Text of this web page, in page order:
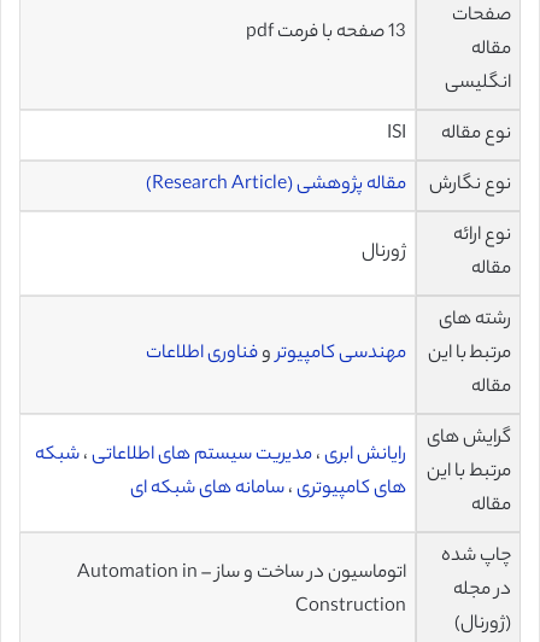
صفحات
مقاله
انگلیسی
13 صفحه با فرمت pdf
نوع مقاله
ISI
نوع نگارش
مقاله پژوهشی (Research Article)
نوع ارائه
مقاله
ژورنال
رشته های
مرتبط با این
مقاله
مهندسی کامپیوتروفناوری اطلاعات
گرایش های
مرتبط با این
مقاله
رایانش ابری،مدیریت سیستم های اطلاعاتی،شبکه
های کامپیوتری،سامانه های شبکه ای
چاپ شده
در مجله
(ژورنال)
اتوماسیون در ساخت و ساز – Automation in
Construction